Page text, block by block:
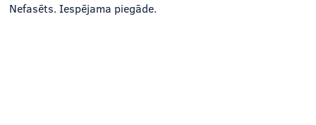
Nefasēts. Iespējama piegāde.